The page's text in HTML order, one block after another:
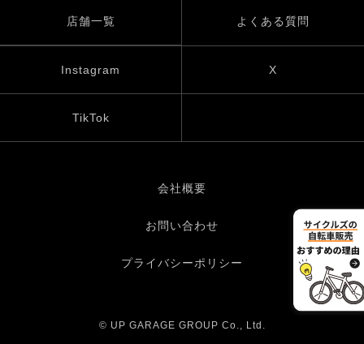
店舗一覧 よくある質問
Instagram X
TikTok
会社概要
お問い合わせ
プライバシーポリシー
© UP GARAGE GROUP Co., Ltd.